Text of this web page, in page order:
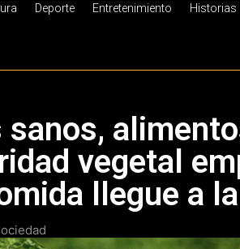
Deporte Entretenimiento Historias
sanos,
vegetal
llegue a